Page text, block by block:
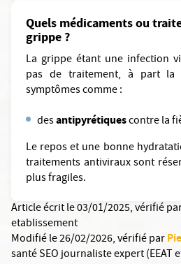
Quels médicaments ou
grippe ?
La grippe étant une infection
pas de traitement, à part la
symptômes comme :
desantipyrétiquescontre la
Le repos et une bonne
traitements antiviraux sont
plus fragiles.
Article écrit le 03/01/2025, vérifié
etablissement
Modifié le 26/02/2026, vérifié par
santé SEO journaliste expert (EEAT